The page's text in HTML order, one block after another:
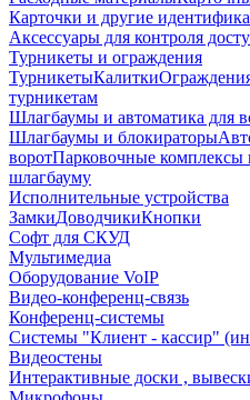
Карточки и другие
Аксессуары для контроля
Турникеты и ограждения
ТурникетыКалитки
турникетам
Шлагбаумы и автоматика для
Шлагбаумы и блокираторы
воротПарковочные комплексы
шлагбауму
Исполнительные устройства
ЗамкиДоводчикиКнопки
Софт для СКУД
Мультимедиа
Оборудование VoIP
Видео-конференц-связь
Конференц-системы
Системы "Клиент - кассир"
Видеостены
Интерактивные доски ,